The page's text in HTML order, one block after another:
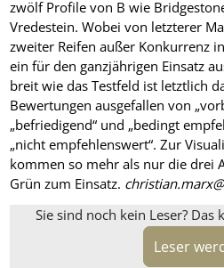
zwölf Profile von B wie
Vredestein. Wobei von letzterer
zweiter Reifen außer Konkurrenz
ein für den ganzjährigen Einsatz
breit wie das Testfeld ist letztlich
Bewertungen ausgefallen von
„befriedigend“ und „bedingt
„nicht empfehlenswert“. Zur
kommen so mehr als nur die drei
Grün zum Einsatz.
Sie sind noch kein Leser? Das
Leser